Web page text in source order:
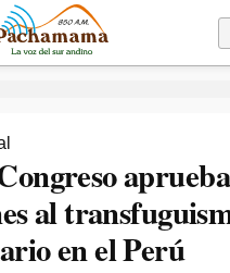
aprueba
al
en el Perú